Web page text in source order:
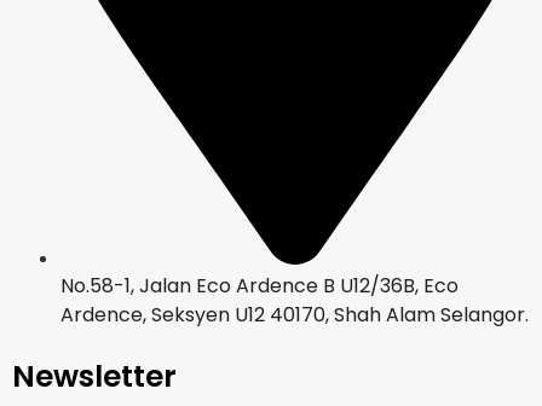
No.58-1, Jalan Eco Ardence B U12/36B, Eco
Ardence, Seksyen U12 40170, Shah Alam Selangor.
Newsletter